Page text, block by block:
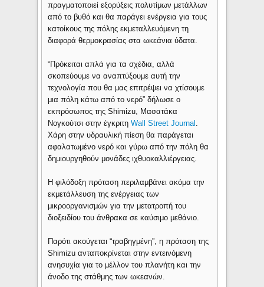
πραγματοποιεί εξορύξεις πολυτίμων μετάλλων
από το βυθό και θα παράγει ενέργεια για τους
κατοίκους της πόλης εκμεταλλευόμενη τη
διαφορά θερμοκρασίας στα ωκεάνια ύδατα.
“Πρόκειται απλά για τα σχέδια, αλλά
σκοπεύουμε να αναπτύξουμε αυτή την
τεχνολογία που θα μας επιτρέψει να χτίσουμε
μια πόλη κάτω από το νερό” δήλωσε ο
εκπρόσωπος της Shimizu, Μασατάκα
Νογκούτσι στην έγκριτηWall Street Journal .
Χάρη στην υδραυλική πίεση θα παράγεται
αφαλατωμένο νερό και γύρω από την πόλη θα
δημιουργηθούν μονάδες ιχθυοκαλλιέργειας.
Η φιλόδοξη πρόταση περιλαμβάνει ακόμα την
εκμετάλλευση της ενέργειας των
μικροοργανισμών για την μετατροπή του
διοξειδίου του άνθρακα σε καύσιμο μεθάνιο.
Παρότι ακούγεται “τραβηγμένη”, η πρόταση της
Shimizu ανταποκρίνεται στην εντεινόμενη
ανησυχία για το μέλλον του πλανήτη και την
άνοδο της στάθμης των ωκεανών.